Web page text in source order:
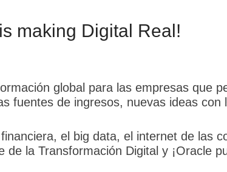
making Digital Real!
global para las empresas que
fuentes de ingresos, nuevas ideas
el big data, el internet de las
de la Transformación Digital y ¡Oracle